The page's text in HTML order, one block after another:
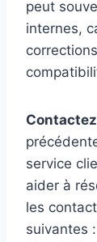
peut
internes,
service
aider à
les
suivantes